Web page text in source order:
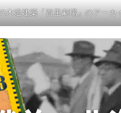
木造建築「首里劇場」のアーカ